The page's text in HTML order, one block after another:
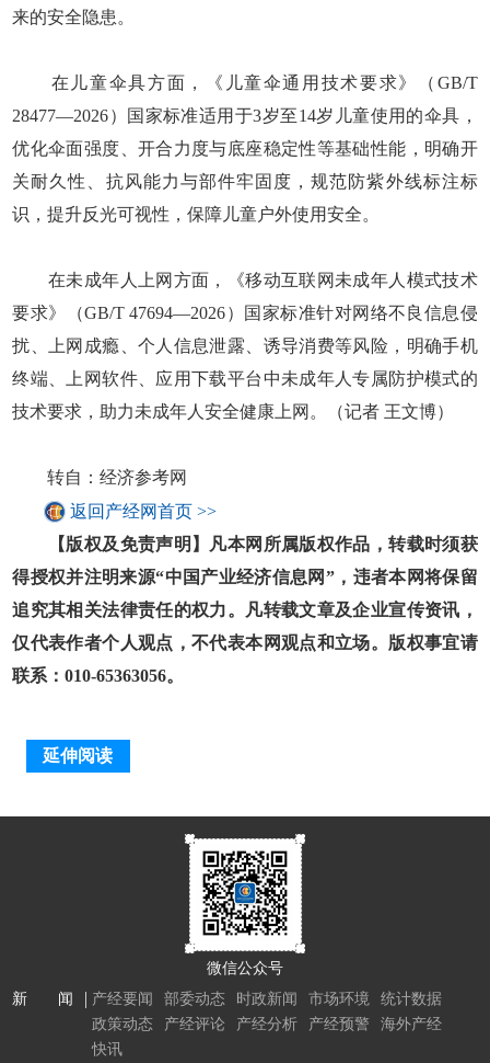
来的安全隐患。
在儿童伞具方面，《儿童伞通用技术要求》（GB/T
28477—2026）国家标准适用于3岁至14岁儿童使用的伞具，
优化伞面强度、开合力度与底座稳定性等基础性能，明确开
关耐久性、抗风能力与部件牢固度，规范防紫外线标注标
识，提升反光可视性，保障儿童户外使用安全。
在未成年人上网方面，《移动互联网未成年人模式技术
要求》（GB/T 47694—2026）国家标准针对网络不良信息侵
扰、上网成瘾、个人信息泄露、诱导消费等风险，明确手机
终端、上网软件、应用下载平台中未成年人专属防护模式的
技术要求，助力未成年人安全健康上网。（记者 王文博）
转自：经济参考网
返回产经网首页 >>
【版权及免责声明】凡本网所属版权作品，转载时须获
得授权并注明来源“中国产业经济信息网”，违者本网将保留
追究其相关法律责任的权力。凡转载文章及企业宣传资讯，
仅代表作者个人观点，不代表本网观点和立场。版权事宜请
联系：010-65363056。
延伸阅读
微信公众号
新 闻
产经要闻 部委动态 时政新闻 市场环境
统计数据
政策动态
产经评论 产经分析 产经预警
海外产经
快讯